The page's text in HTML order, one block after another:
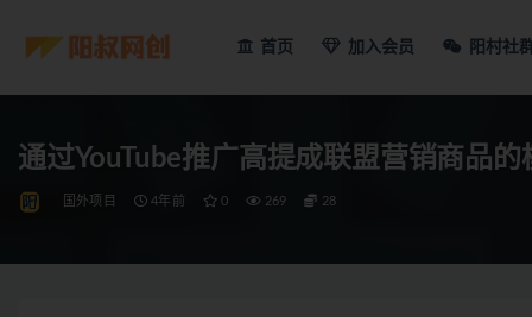
首页 加入会员 阳村社
通过YouTube推广高提成联盟营销商品
国外项目 4年前 0 269 28